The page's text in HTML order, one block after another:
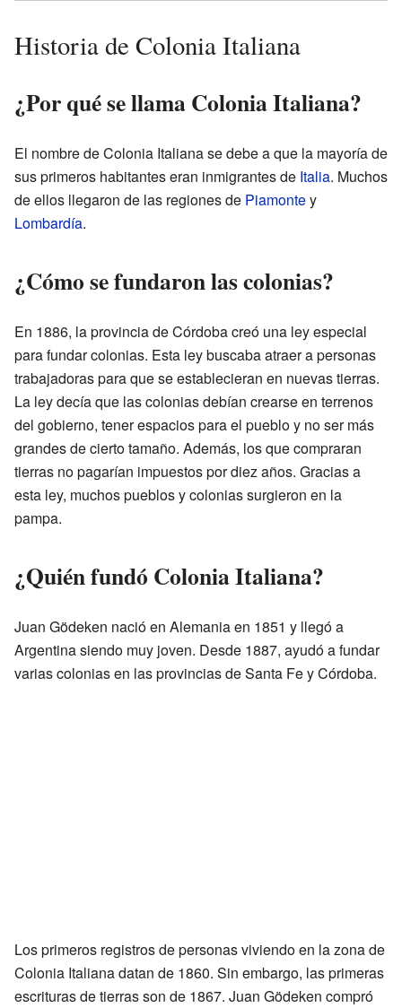
Historia de Colonia Italiana
¿Por qué se llama Colonia Italiana?
El nombre de Colonia Italiana se debe a que la mayoría de
sus primeros habitantes eran inmigrantes de Italia. Muchos
de ellos llegaron de las regiones de Piamontey
Lombardía.
¿Cómo se fundaron las colonias?
En 1886, la provincia de Córdoba creó una ley especial
para fundar colonias. Esta ley buscaba atraer a personas
trabajadoras para que se establecieran en nuevas tierras.
La ley decía que las colonias debían crearse en terrenos
del gobierno, tener espacios para el pueblo y no ser más
grandes de cierto tamaño. Además, los que compraran
tierras no pagarían impuestos por diez años. Gracias a
esta ley, muchos pueblos y colonias surgieron en la
pampa.
¿Quién fundó Colonia Italiana?
Juan Gödeken nació en Alemania en 1851 y llegó a
Argentina siendo muy joven. Desde 1887, ayudó a fundar
varias colonias en las provincias de Santa Fe y Córdoba.
Los primeros registros de personas viviendo en la zona de
Colonia Italiana datan de 1860. Sin embargo, las primeras
escrituras de tierras son de 1867. Juan Gödeken compró